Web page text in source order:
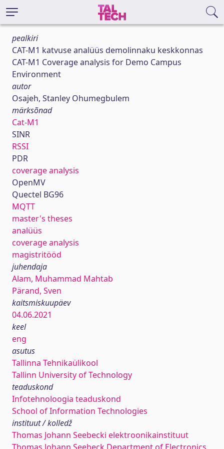
pealkiri
CAT-M1 katvuse analüüs demolinnaku keskkonnas
CAT-M1 Coverage analysis for Demo Campus
Environment
autor
Osajeh, Stanley Ohumegbulem
märksõnad
Cat-M1
SINR
RSSI
PDR
coverage analysis
OpenMV
Quectel BG96
MQTT
master's theses
analüüs
coverage analysis
magistritööd
juhendaja
Alam, Muhammad Mahtab
Pärand, Sven
kaitsmiskuupäev
04.06.2021
keel
eng
asutus
Tallinna Tehnikaülikool
Tallinn University of Technology
teaduskond
Infotehnoloogia teaduskond
School of Information Technologies
instituut / kolledž
Thomas Johann Seebecki elektroonikainstituut